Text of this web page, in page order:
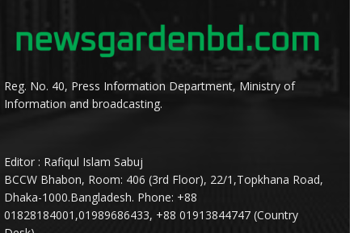
Reg. No. 40, Press Information Department, Ministry of
Information and broadcasting.
Editor : Rafiqul Islam Sabuj
BCCW Bhabon, Room: 406 (3rd Floor), 22/1,Topkhana Road,
Dhaka-1000.Bangladesh. Phone: +88
01828184001,01989686433, +88 01913844747 (Country